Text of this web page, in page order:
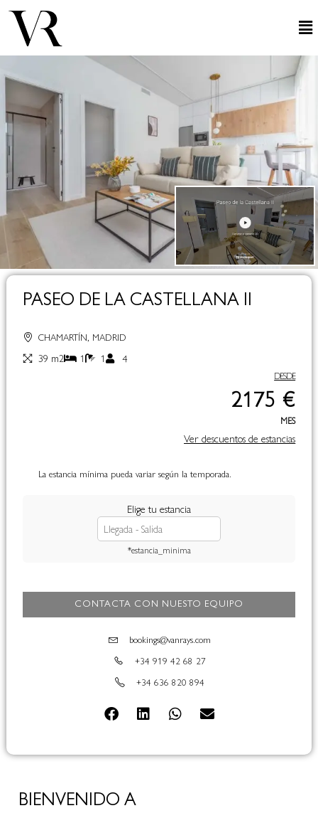
BIENVENIDO A
PASEO DE LA CASTELLANA II
CHAMARTÍN, MADRID
39 m2 1 1 4
DESDE
2175 €
MES
Ver descuentos de estancias
La estancia mínima pueda variar según la temporada.
Elige tu estancia
*estancia_minima
CONTACTA CON NUESTO EQUIPO
bookings@vanrays.com
+34 919 42 68 27
+34 636 820 894